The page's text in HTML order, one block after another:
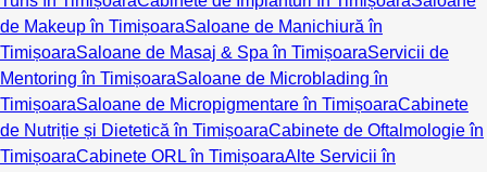
de Makeup în TimișoaraSaloane de Manichiură în
TimișoaraSaloane de Masaj & Spa în TimișoaraServicii de
Mentoring în TimișoaraSaloane de Microblading în
TimișoaraSaloane de Micropigmentare în TimișoaraCabinete
de Nutriție și Dietetică în TimișoaraCabinete de Oftalmologie în
TimișoaraCabinete ORL în TimișoaraAlte Servicii în